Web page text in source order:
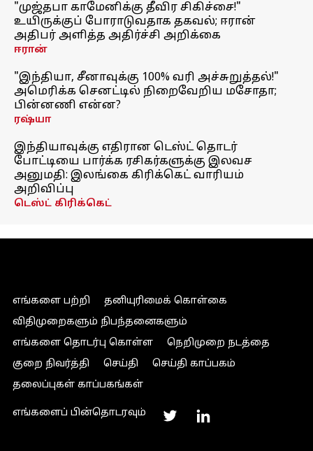
"முஜ்தபா காமேனிக்கு தீவிர சிகிச்சை!"
உயிருக்குப் போராடுவதாக தகவல்; ஈரான்
அதிபர் அளித்த அதிர்ச்சி அறிக்கை
ஈரான்
"இந்தியா, சீனாவுக்கு 100% வரி அச்சுறுத்தல்!"
அமெரிக்க செனட்டில் நிறைவேறிய மசோதா;
பின்னணி என்ன?
ரஷ்யா
இந்தியாவுக்கு எதிரான டெஸ்ட் தொடர்
போட்டியை பார்க்க ரசிகர்களுக்கு இலவச
அனுமதி: இலங்கை கிரிக்கெட் வாரியம்
அறிவிப்பு
டெஸ்ட் கிரிக்கெட்
எங்களை பற்றி
தனியுரிமைக் கொள்கை
விதிமுறைகளும் நிபந்தனைகளும்
எங்களை தொடர்பு கொள்ள
நெறிமுறை நடத்தை
குறை நிவர்த்தி
செய்தி
செய்தி காப்பகம்
தலைப்புகள் காப்பகங்கள்
எங்களைப் பின்தொடரவும்